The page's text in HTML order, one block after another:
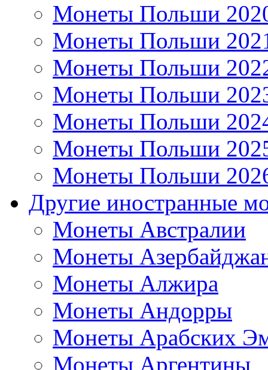
Монеты Польши
Монеты Польши
Монеты Польши
Монеты Польши
Монеты Польши
Монеты Польши
Монеты Польши
Другие иностранные
Монеты Австралии
Монеты
Монеты Алжира
Монеты Андорры
Монеты Арабских
Монеты Аргентины